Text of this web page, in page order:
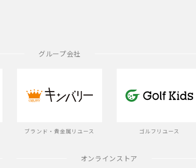
グループ会社
ブランド・貴金属リユース ゴルフリユース
オンラインストア